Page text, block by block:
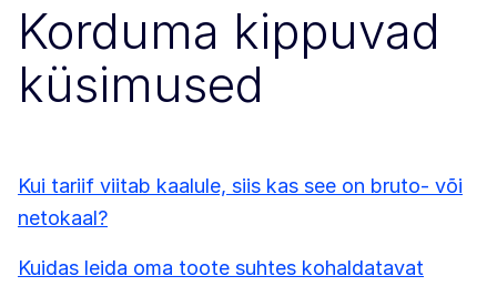
Korduma kippuvad
küsimused
Kui tariif viitab kaalule, siis kas see on bruto- või
netokaal?
Kuidas leida oma toote suhtes kohaldatavat